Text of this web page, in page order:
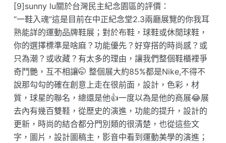
[9]sunny lu關於台灣民主紀念園區的評價：
“一鞋入魂”這是目前在中正紀念堂2.3兩廳展覽的你我耳
熟能詳的運動品牌鞋展；對於布鞋，球鞋或休閒球鞋，
你的選擇標準是啥麻？功能優先？好穿搭的時尚感？或
只為潮？或收藏？有太多的理由，讓我們整個鞋櫃裡爭
奇鬥艷，互不相讓🤭 整個展大約85%都是Nike,不得不
說那勾勾的確在創意上走在很前面，設計，色彩，材
質，球星的聯名，總還是他👍一度以為是他的商展😂展
去內有幾百雙鞋，從歷史的演進，功能的提升，設計的
更新，時尚的結合都分門別類的很清楚，也從這些文
字，圖片，設計圖稿主，影音中看到運動美學的演進；